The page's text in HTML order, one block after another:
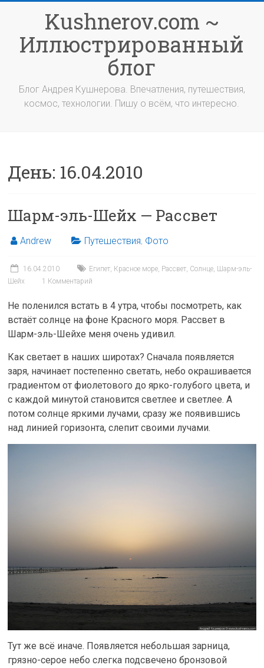
содержимомуKushnerov.com ~
Иллюстрированный
блог
Блог Андрея Кушнерова. Впечатления, путешествия,
космос, технологии. Пишу о всём, что интересно.
День: 16.04.2010
Шарм-эль-Шейх — Рассвет
Andrew Путешествия, Фото
16.04.2010 Египет, Красное море, Рассвет, Солнце, Шарм-эль-
Шейх
1 Комментарий
Не поленился встать в 4 утра, чтобы посмотреть, как
встаёт солнце на фоне Красного моря. Рассвет в
Шарм-эль-Шейхе меня очень удивил.
Как светает в наших широтах? Сначала появляется
заря, начинает постепенно светать, небо окрашивается
градиентом от фиолетового до ярко-голубого цвета, и
с каждой минутой становится светлее и светлее. А
потом солнце яркими лучами, сразу же появившись
над линией горизонта, слепит своими лучами.
Тут же всё иначе. Появляется небольшая зарница,
грязно-серое небо слегка подсвечено бронзовой